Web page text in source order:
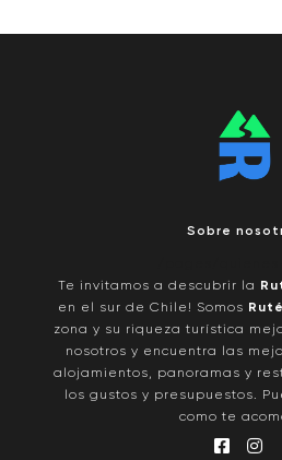
Sobre
Te invitamos a descubrir la
en el sur de Chile! Somos
zona y su riqueza turística
nosotros y encuentra las
alojamientos, panoramas y
los gustos y presupuestos.
como te